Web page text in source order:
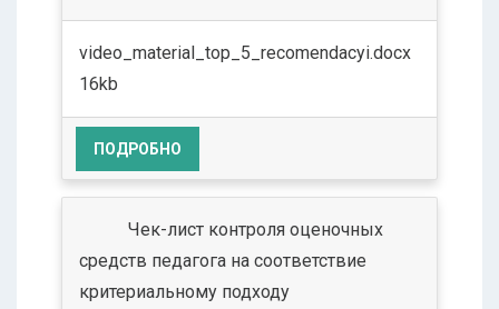
video_material_top_5_recomendacyi.docx
16kb
ПОДРОБНО
Чек-лист контроля оценочных
средств педагога на соответствие
критериальному подходу